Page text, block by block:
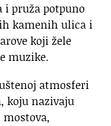
i pruža potpuno
kamenih ulica i
koji žele
muzike.
atmosferi
koju nazivaju
mostova,